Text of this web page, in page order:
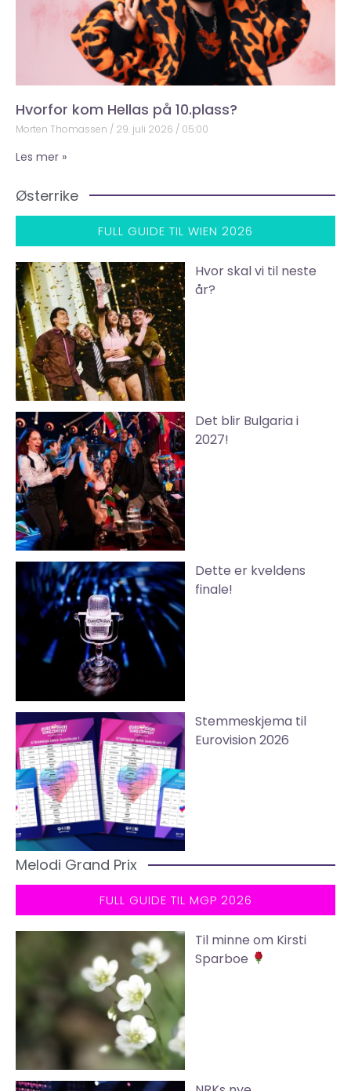
Hvorfor kom Hellas på 10.plass?
Morten Thomassen 29. juli 2026 05:00
Les mer »
Østerrike
FULL GUIDE TIL WIEN 2026
Hvor skal vi til neste
år?
Det blir Bulgaria i
2027!
Dette er kveldens
finale!
Stemmeskjema til
Eurovision 2026
Melodi Grand Prix
FULL GUIDE TIL MGP 2026
Til minne om Kirsti
Sparboe